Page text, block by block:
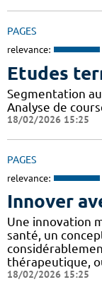
PAGES
relevance:
Etudes
Segmentation
Analyse de
18/02/2026 15:25
PAGES
relevance:
Innover
Une innovation
santé, un
thérapeutique,
18/02/2026 15:25